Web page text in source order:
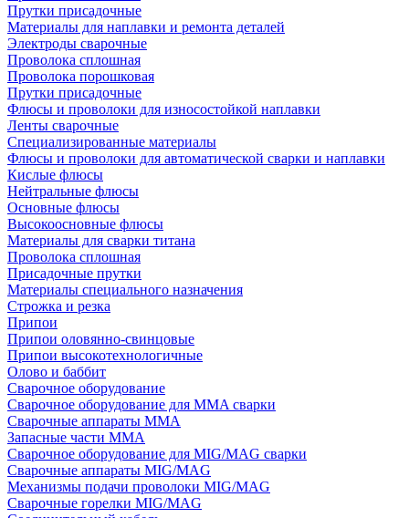
Прутки присадочные
Материалы для наплавки и ремонта деталей
Электроды сварочные
Проволока сплошная
Проволока порошковая
Прутки присадочные
Флюсы и проволоки для износостойкой наплавки
Ленты сварочные
Специализированные материалы
Флюсы и проволоки для автоматической сварки и наплавки
Кислые флюсы
Нейтральные флюсы
Основные флюсы
Высокоосновные флюсы
Материалы для сварки титана
Проволока сплошная
Присадочные прутки
Материалы специального назначения
Строжка и резка
Припои
Припои оловянно-свинцовые
Припои высокотехнологичные
Олово и баббит
Сварочное оборудование
Сварочное оборудование для MMA сварки
Сварочные аппараты MMA
Запасные части MMA
Сварочное оборудование для MIG/MAG сварки
Сварочные аппараты MIG/MAG
Механизмы подачи проволоки MIG/MAG
Сварочные горелки MIG/MAG